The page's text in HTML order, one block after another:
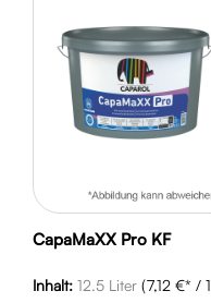
CapaMaXX Pro KF
Inhalt: 12.5 Liter (7,12 €* / 1